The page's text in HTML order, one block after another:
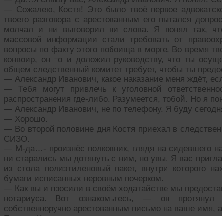
— Сожалею, Костя! Это было твоё первое
твоего разговора с арестованным его пытался
молчал и ни выговорил ни слова. Я понял так,
массовой информации стали требовать от
вопросы по факту этого побоища в морге. Во время
конвоир, он то и доложил руководству, что ты
общем следственный комитет требует, чтобы ты
— Александр Иванович, какое наказание меня ждёт,
— Тебя могут привлечь к уголовной
распространения где-либо. Разумеется, тобой. Но я
— Александр Иванович, не по телефону. Я буду
— Хорошо.
— Во второй половине дня Костя приехал в
СИЗО.
— М-да…- произнёс полковник, глядя на сидевшего
ни старались мы дотянуть с ним, но увы. Я вас
из стола полиэтиленовый пакет, внутри которого
бумаги исписанных неровным почерком.
— Как вы и просили в своём ходатайстве мы
нотариуса. Вот ознакомьтесь, — он
собственноручно арестованным письмо на ваше имя,